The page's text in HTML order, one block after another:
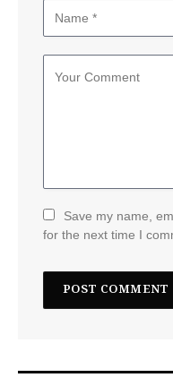
Save my name,
for the next time I